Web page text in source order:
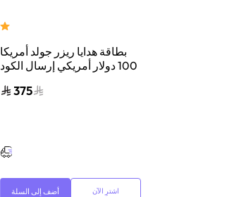
بطاقة هدايا ريزر جولد أمريكا
100 دولار أمريكي إرسال الكود
والرسائل أسود
375
أضف إلى السلة اشترِ الآن